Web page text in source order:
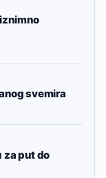
svemira
za put do